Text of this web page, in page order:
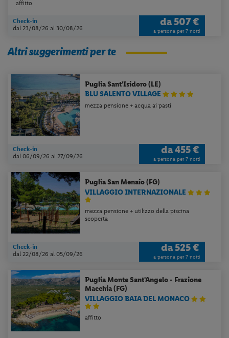
affitto
Check-in
dal 23/08/26al 30/08/26
da507 €
a persona per 7 notti
Altri suggerimenti per te
PugliaSant'Isidoro (LE)
BLU SALENTO VILLAGE
mezza pensione + acqua ai pasti
Check-in
dal 06/09/26al 27/09/26
da455 €
a persona per 7 notti
PugliaSan Menaio (FG)
VILLAGGIO INTERNAZIONALE
mezza pensione + utilizzo della piscina
scoperta
Check-in
dal 22/08/26al 05/09/26
da525 €
a persona per 7 notti
Puglia Monte Sant'Angelo - Frazione
Macchia (FG)
VILLAGGIO BAIA DEL MONACO
affitto